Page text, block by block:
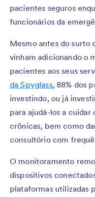
pacientes seguros
funcionários da
Mesmo antes do surto
vinham adicionando o
pacientes aos seus
da Spyglass, 88% dos
investindo, ou já
para ajudá-los a
crônicas, bem como
consultório com
O monitoramento
dispositivos
plataformas utilizadas